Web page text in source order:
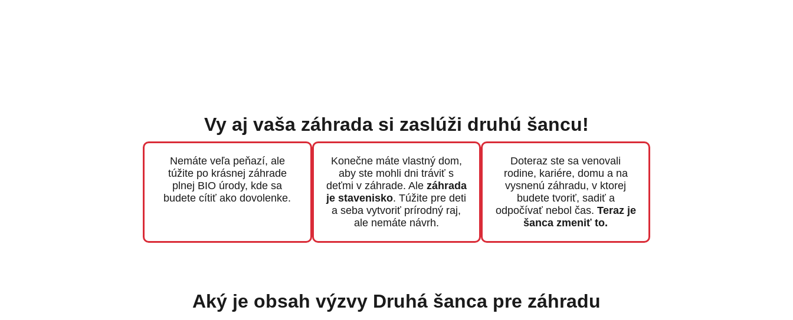
Vy aj vaša záhrada si zaslúži druhú šancu!
Nemáte veľa peňazí, ale
túžite po krásnej záhrade
plnej BIO úrody, kde sa
budete cítiť ako dovolenke.
Konečne máte vlastný dom,
aby ste mohli dni tráviť s
deťmi v záhrade. Ale záhrada
je stavenisko. Túžite pre deti
a seba vytvoriť prírodný raj,
ale nemáte návrh.
Doteraz ste sa venovali
rodine, kariére, domu a na
vysnenú záhradu, v ktorej
budete tvoriť, sadiť a
odpočívať nebol čas. Teraz je
šanca zmeniť to.
Aký je obsah výzvy Druhá šanca pre záhradu